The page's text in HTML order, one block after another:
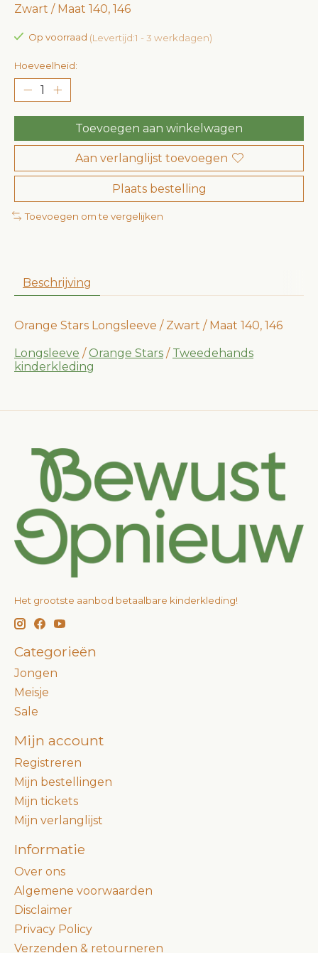
Zwart / Maat 140, 146
Op voorraad (Levertijd:1 - 3 werkdagen)
Hoeveelheid:
Toevoegen aan winkelwagen
Aan verlanglijst toevoegen
Plaats bestelling
Toevoegen om te vergelijken
Beschrijving
Orange Stars Longsleeve / Zwart / Maat 140, 146
Longsleeve / Orange Stars / Tweedehands
kinderkleding
Het grootste aanbod betaalbare kinderkleding!
Categorieën
Jongen
Meisje
Sale
Mijn account
Registreren
Mijn bestellingen
Mijn tickets
Mijn verlanglijst
Informatie
Over ons
Algemene voorwaarden
Disclaimer
Privacy Policy
Verzenden & retourneren